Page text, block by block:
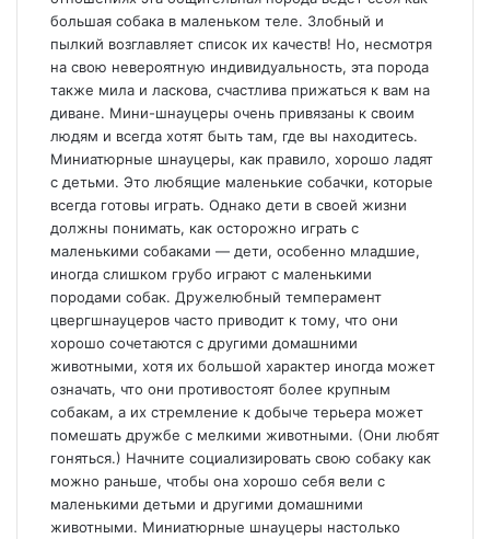
большая собака в маленьком теле. Злобный и
пылкий возглавляет список их качеств! Но, несмотря
на свою невероятную индивидуальность, эта порода
также мила и ласкова, счастлива прижаться к вам на
диване. Мини-шнауцеры очень привязаны к своим
людям и всегда хотят быть там, где вы находитесь.
Миниатюрные шнауцеры, как правило, хорошо ладят
с детьми. Это любящие маленькие собачки, которые
всегда готовы играть. Однако дети в своей жизни
должны понимать, как осторожно играть с
маленькими собаками — дети, особенно младшие,
иногда слишком грубо играют с маленькими
породами собак. Дружелюбный темперамент
цвергшнауцеров часто приводит к тому, что они
хорошо сочетаются с другими домашними
животными, хотя их большой характер иногда может
означать, что они противостоят более крупным
собакам, а их стремление к добыче терьера может
помешать дружбе с мелкими животными. (Они любят
гоняться.) Начните социализировать свою собаку как
можно раньше, чтобы она хорошо себя вели с
маленькими детьми и другими домашними
животными. Миниатюрные шнауцеры настолько